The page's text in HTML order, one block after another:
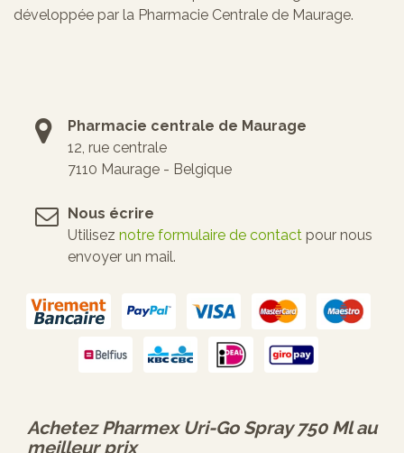
développée par la Pharmacie Centrale de Maurage.
Pharmacie centrale de Maurage
12, rue centrale
7110 Maurage - Belgique
Nous écrire
Utilisez notre formulaire de contact pour nous
envoyer un mail.
AchetezPharmex Uri-Go Spray 750 Mlau
meilleur prix